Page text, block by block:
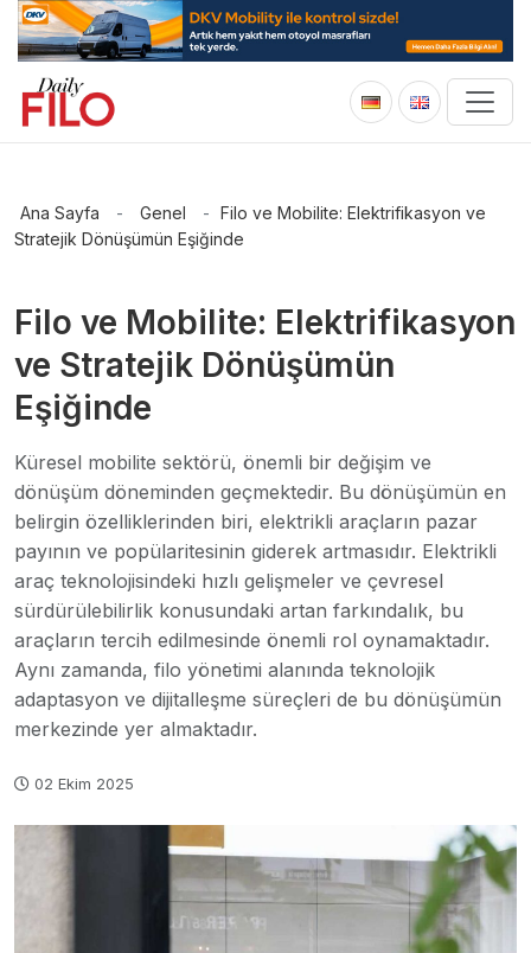
Ana Sayfa - Genel - Filo ve Mobilite: Elektrifikasyon ve
Stratejik Dönüşümün Eşiğinde
Filo ve Mobilite: Elektrifikasyon
ve Stratejik Dönüşümün
Eşiğinde
Küresel mobilite sektörü, önemli bir değişim ve
dönüşüm döneminden geçmektedir. Bu dönüşümün en
belirgin özelliklerinden biri, elektrikli araçların pazar
payının ve popülaritesinin giderek artmasıdır. Elektrikli
araç teknolojisindeki hızlı gelişmeler ve çevresel
sürdürülebilirlik konusundaki artan farkındalık, bu
araçların tercih edilmesinde önemli rol oynamaktadır.
Aynı zamanda, filo yönetimi alanında teknolojik
adaptasyon ve dijitalleşme süreçleri de bu dönüşümün
merkezinde yer almaktadır.
02 Ekim 2025